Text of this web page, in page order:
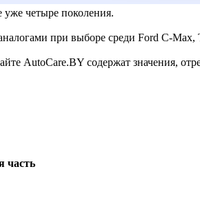
уже четыре поколения.
при выборе среди Ford C-Max,
AutoCare.BY содержат значения,
часть